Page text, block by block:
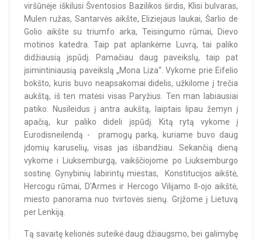
viršūnėje iškilusi Šventosios Bazilikos širdis, Klisi bulvaras,
Mulen ružas, Santarvės aikšte, Eliziejaus laukai, Šarlio de
Golio aikšte su triumfo arka, Teisingumo rūmai, Dievo
motinos katedra. Taip pat aplankėme Luvrą, tai paliko
didžiausią įspūdį. Pamačiau daug paveikslų, taip pat
įsimintiniausią paveikslą „Mona Liza“. Vykome prie Eifelio
bokšto, kuris buvo neapsakomai didelis, užkilome į trečia
aukštą, iš ten matėsi visas Paryžius. Ten man labiausiai
patiko. Nusileidus į antra aukštą, laiptais lipau žemyn į
apačią, kur paliko dideli įspūdį. Kitą rytą vykome į
Eurodisneilendą - pramogų parką, kuriame buvo daug
įdomių karuselių, visas jas išbandžiau. Sekančią dieną
vykome i Liuksemburgą, vaikščiojome po Liuksemburgo
sostinę. Gynybinių labirintų miestas, Konstitucijos aikštė,
Hercogu rūmai, D'Armes ir Hercogo Vilijamo II-ojo aikštė,
miesto panorama nuo tvirtovės sienų. Grįžome į Lietuvą
per Lenkiją.
Tą savaitę kelionės suteikė daug džiaugsmo, bei galimybę